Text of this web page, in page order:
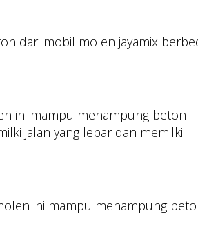
dari mobil molen jayamix
ini mampu menampung beton
jalan yang lebar dan memilki
ini mampu menampung